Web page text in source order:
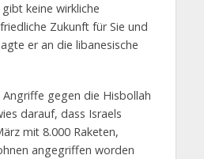
keine wirkliche
Zukunft für Sie und
er an die libanesische
gegen die Hisbollah
darauf, dass Israels
mit 8.000 Raketen,
angegriffen worden